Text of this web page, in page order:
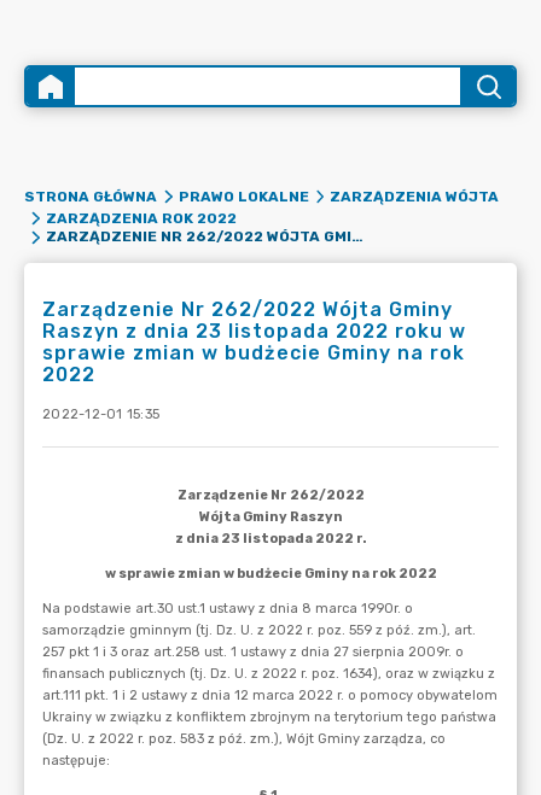
STRONA GŁÓWNA PRAWO LOKALNE
ZARZĄDZENIA WÓJTA
ZARZĄDZENIA ROK 2022
ZARZĄDZENIE NR 262/2022 WÓJTA GMINY RASZYN Z DNIA 23 LISTOPADA 2022 ROKU W SPRAWIE ZMIAN W BUDŻECIE GMINY NA ROK 2022
Zarządzenie Nr 262/2022 Wójta Gminy
Raszyn z dnia 23 listopada 2022 roku w
sprawie zmian w budżecie Gminy na rok
2022
2022-12-01 15:35